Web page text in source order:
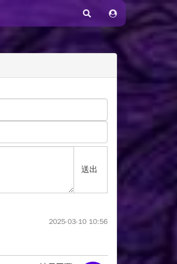
送出
2025-03-10 10:56